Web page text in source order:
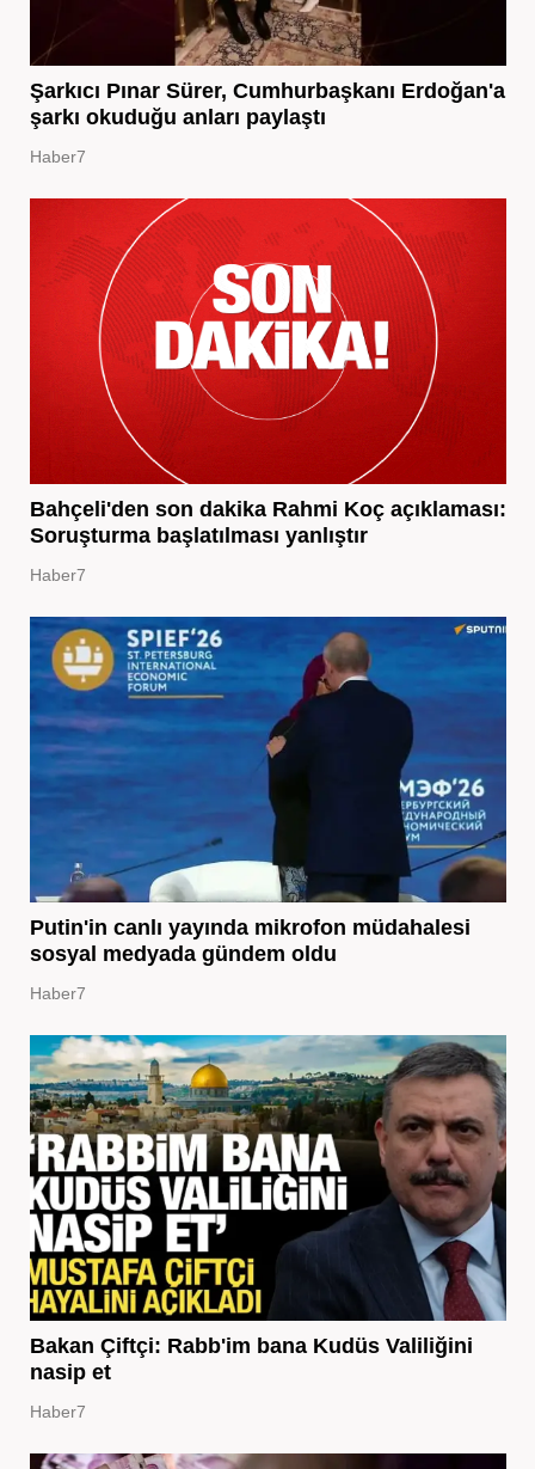
Şarkıcı Pınar Sürer, Cumhurbaşkanı Erdoğan'a
şarkı okuduğu anları paylaştı
Haber7
Bahçeli'den son dakika Rahmi Koç açıklaması:
Soruşturma başlatılması yanlıştır
Haber7
Putin'in canlı yayında mikrofon müdahalesi
sosyal medyada gündem oldu
Haber7
Bakan Çiftçi: Rabb'im bana Kudüs Valiliğini
nasip et
Haber7